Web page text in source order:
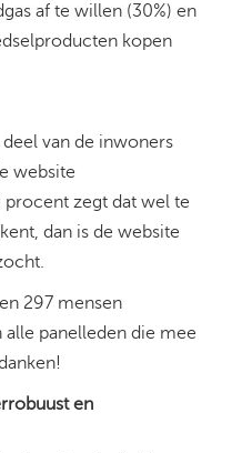
af te willen (30%) en
kopen
deel van de inwoners
website
zegt dat wel te
dan is de website
297 mensen
panelleden die mee
en